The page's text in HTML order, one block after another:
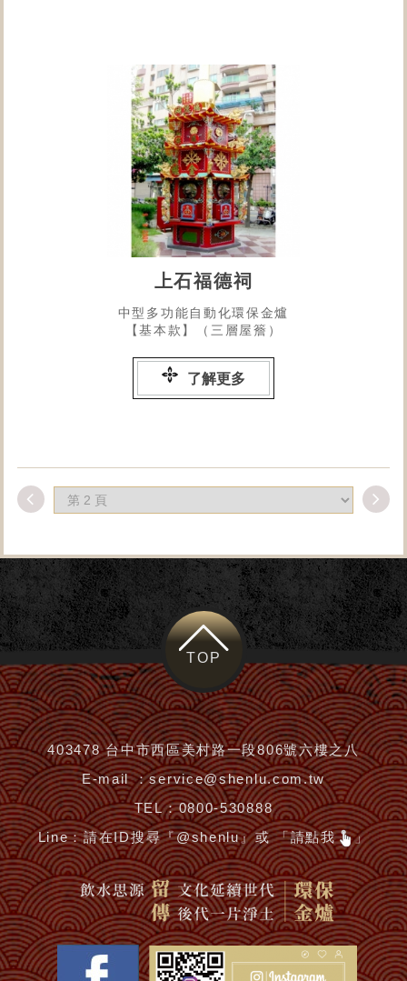
上石福德祠
中型多功能自動化環保金爐
【基本款】（三層屋簷）
了解更多
TOP
403478 台中市西區美村路一段806號六樓之八
E-mail ：service@shenlu.com.tw
TEL：0800-530888
Line：請在ID搜尋『@shenlu』或 「請點我 」